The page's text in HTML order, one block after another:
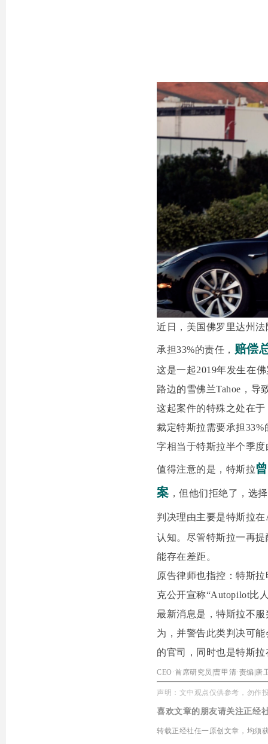
近日，美国佛罗里达州
承担33%的责任， 赔偿
这是一起2019年发生在
路边的雪佛兰Tahoe，导
这起案件的特殊之处在
裁定特斯拉需要承担
字相当于特斯拉半个季度
值得注意的是，特斯拉
案 ，但他们拒绝了，选
判决理由主要是特斯拉
认知。尽管特斯拉一再
能存在差距。
原告律师也指控：特斯
克公开宣称“Autopilot比
最新消息是，特斯拉不
为，并警告此类判决可
的官司，同时也是特斯
CEO ·首席研究员 |曹甲清·责编|唐
声明：文中观点仅供参考，勿作
喜欢文章的朋友请关注正经
转载正经社任一原创文章，均须